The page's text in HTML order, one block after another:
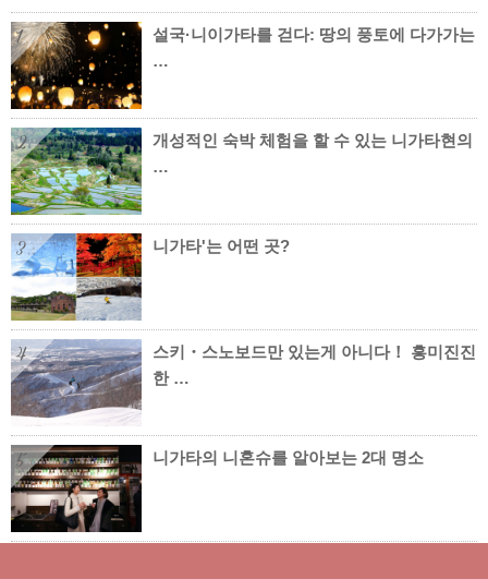
1
설국·니이가타를 걷다: 땅의 풍토에 다가가는
…
2
개성적인 숙박 체험을 할 수 있는 니가타현의
…
3 니가타'는 어떤 곳?
4
스키・스노보드만 있는게 아니다！ 흥미진진
한 …
5 니가타의 니혼슈를 알아보는 2대 명소